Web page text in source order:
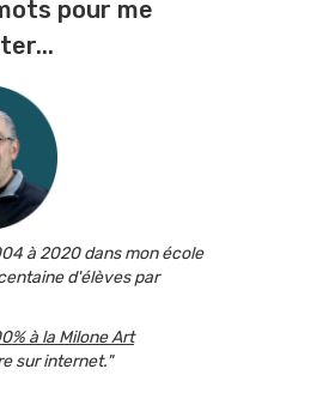
pour me
à 2020 dans mon école
d'élèves par
à la Milone Art
sur internet."